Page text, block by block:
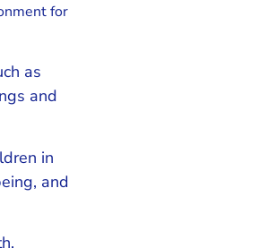
for
as
and
in
and